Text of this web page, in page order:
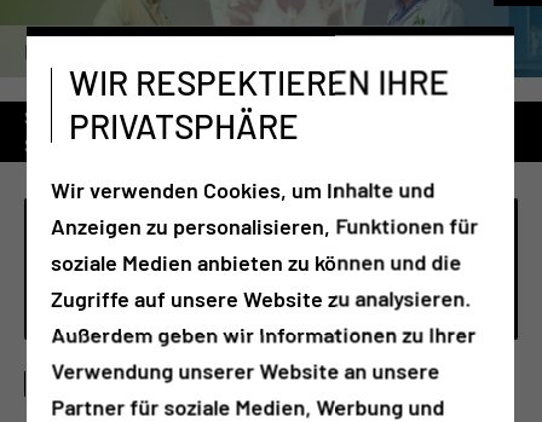
HNO-Krankheiten, Kopf- und Halschirurgie
Sprechstunde
HNO-Krankheiten, Kopf- & Halschirurgie
Speicheldrüsensprechstunde
HNO-AM­BU­LANZ
Tel.:+49 355 46 2257
SPEICHELDRÜSENSPRECHSTUNDE
WIR RESPEKTIEREN IHRE
PRIVATSPHÄRE
Wir verwenden Cookies, um Inhalte und
Anzeigen zu personalisieren, Funktionen für
soziale Medien anbieten zu können und die
Zugriffe auf unsere Website zu analysieren.
Außerdem geben wir Informationen zu Ihrer
Verwendung unserer Website an unsere
Partner für soziale Medien, Werbung und